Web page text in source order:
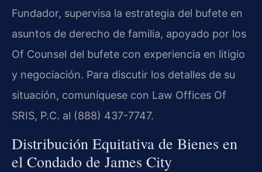
Fundador, supervisa la estrategia del bufete en
asuntos de derecho de familia, apoyado por los
Of Counsel del bufete con experiencia en litigio
y negociación. Para discutir los detalles de su
situación, comuníquese con Law Offices Of
SRIS, P.C. al (888) 437-7747.
Distribución Equitativa de Bienes en
el Condado de James City